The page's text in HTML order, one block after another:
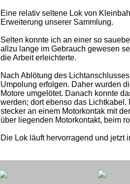
Eine relativ seltene Lok von
Erweiterung unserer Sammlung.
Selten konnte ich an einer so
allzu lange im Gebrauch gewesen
die Arbeit erleichterte.
Nach Ablötung des
Umpolung erfolgen. Daher wurden
Motore umgelötet. Danach konnte
werden; dort ebenso das
stecker an einem Motorkontak mit
über liegenden Motorkontakt, beim
Die Lok läuft hervorragend und jetzt